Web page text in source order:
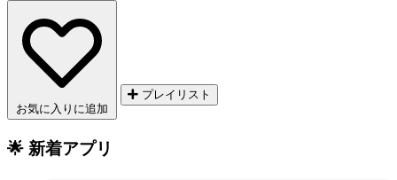
お気に入りに追加
プレイリスト
🌟 新着アプリ